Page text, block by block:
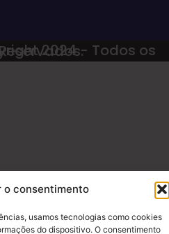
o consentimento
usamos tecnologias como cookies
do dispositivo. O consentimento
- Todos os Direitos Reservados.